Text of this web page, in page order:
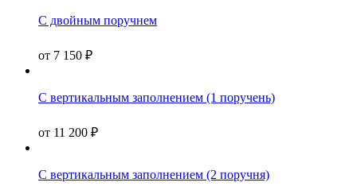
С двойным поручнем
от 7 150 ₽
С вертикальным заполнением (1 поручень)
от 11 200 ₽
С вертикальным заполнением (2 поручня)